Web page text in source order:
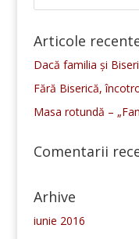
Articole
Dacă familia și
Fără Biserică,
Masa rotundă –
Comentarii
Arhive
iunie 2016